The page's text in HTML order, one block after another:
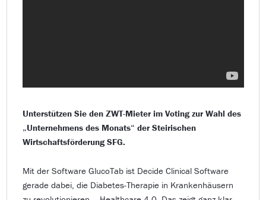
Unterstützen Sie den ZWT-Mieter im Voting zur Wahl des
„Unternehmens des Monats“ der Steirischen
Wirtschaftsförderung SFG.
Mit der Software GlucoTab ist Decide Clinical Software
gerade dabei, die Diabetes-Therapie in Krankenhäusern